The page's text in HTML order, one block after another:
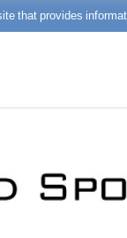
that provides